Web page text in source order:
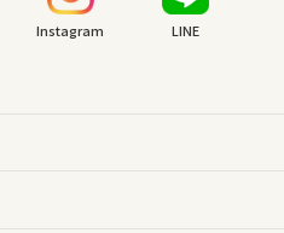
Instagram LINE